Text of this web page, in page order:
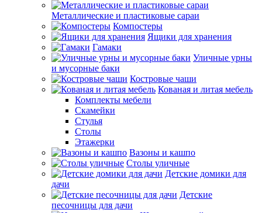
Металлические и пластиковые сараи
Компостеры
Ящики для хранения
Гамаки
Уличные урны
и мусорные баки
Костровые чаши
Кованая и литая мебель
Комплекты мебели
Скамейки
Стулья
Столы
Этажерки
Вазоны и кашпо
Столы уличные
Детские домики для
дачи
Детские
песочницы для дачи